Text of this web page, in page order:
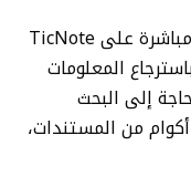
يمكن للمستخدمين أيضًا طرح أسئلة مباشرة على TicNote
المعلومات
إلى البحث
من المستندات،